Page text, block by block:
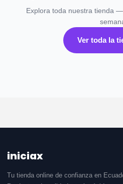
Explora toda nuestra tienda
Ver toda la
iniciax
Tu tienda online de confianza en